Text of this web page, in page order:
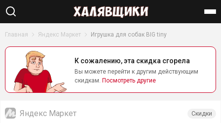
Главная Яндекс Маркет Игрушка для собак BIG tiny
К сожалению, эта скидка сгорела
Вы можете перейти к другим действующим
скидкам. Посмотреть другие
Яндекс Маркет Скидки